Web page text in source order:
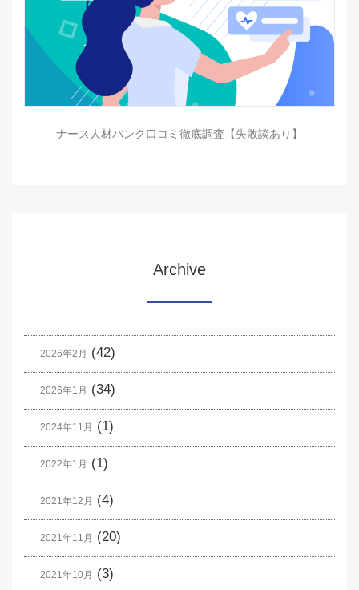
ナース人材バンク口コミ徹底調査【失敗談あり】
Archive
2026年2月 (42)
2026年1月 (34)
2024年11月 (1)
2022年1月 (1)
2021年12月 (4)
2021年11月 (20)
2021年10月 (3)